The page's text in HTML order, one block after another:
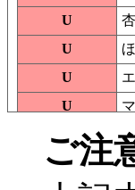
U
U
U
U
SS
ご注